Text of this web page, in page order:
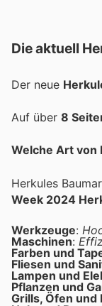
Die aktuell
Der neue
Auf über 8
Welche Art von
Herkules
Week 2024
Werkzeuge:
Maschinen:
Farben und
Fliesen und
Lampen und
Pflanzen und
Grills, Öfen und